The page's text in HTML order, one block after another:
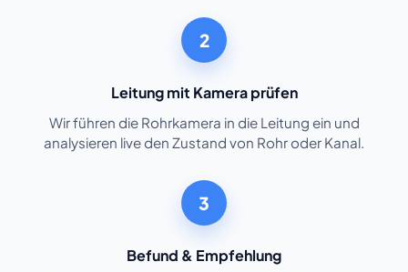
2
Leitung mit Kamera prüfen
Wir führen die Rohrkamera in die Leitung ein und
analysieren live den Zustand von Rohr oder Kanal.
3
Befund & Empfehlung